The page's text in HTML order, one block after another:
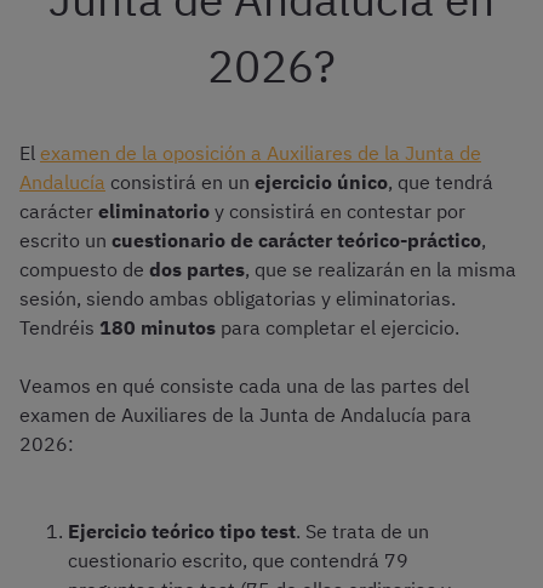
2026?
El examen de la oposición a Auxiliares de la Junta de
Andalucía consistirá en un ejercicio único, que tendrá
carácter eliminatorio y consistirá en contestar por
escrito un cuestionario de carácter teórico-práctico,
compuesto de dos partes, que se realizarán en la misma
sesión, siendo ambas obligatorias y eliminatorias.
Tendréis 180 minutos para completar el ejercicio.
Veamos en qué consiste cada una de las partes del
examen de Auxiliares de la Junta de Andalucía para
2026:
Ejercicio teórico tipo test. Se trata de un
cuestionario escrito, que contendrá 79